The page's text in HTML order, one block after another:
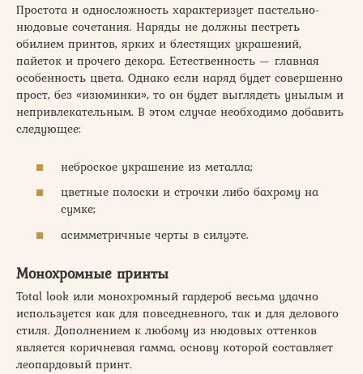
Простота и односложность характеризует пастельно-
нюдовые сочетания. Наряды не должны пестреть
обилием принтов, ярких и блестящих украшений,
пайеток и прочего декора. Естественность — главная
особенность цвета. Однако если наряд будет совершенно
прост, без «изюминки», то он будет выглядеть унылым и
непривлекательным. В этом случае необходимо добавить
следующее:
неброское украшение из металла;
цветные полоски и строчки либо бахрому на
сумке;
асимметричные черты в силуэте.
Монохромные принты
Total look или монохромный гардероб весьма удачно
используется как для повседневного, так и для делового
стиля. Дополнением к любому из нюдовых оттенков
является коричневая гамма, основу которой составляет
леопардовый принт.